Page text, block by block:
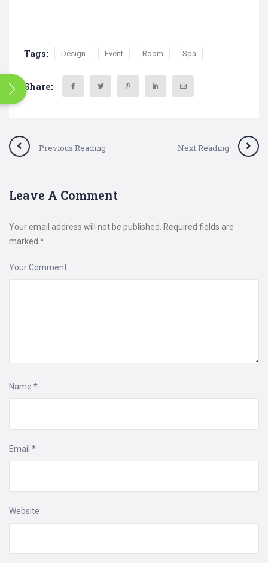
Tags: Design Event Room Spa
Share:
Previous Reading Next Reading
Leave A Comment
Your email address will not be published.
Required fields are
marked *
Your Comment
Name *
Email *
Website
for: